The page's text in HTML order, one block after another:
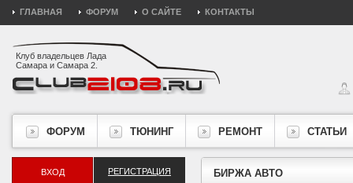
ГЛАВНАЯ ФОРУМ О САЙТЕ КОНТАКТЫ
Клуб владельцев Лада
Самара и Самара 2.
ФОРУМ ТЮНИНГ РЕМОНТ СТАТЬИ
БИРЖА АВТО
ВХОД РЕГИСТРАЦИЯ